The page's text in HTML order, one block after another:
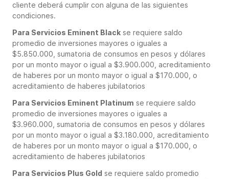
cliente deberá cumplir con alguna de las siguientes
condiciones.
Para Servicios Eminent Black se requiere saldo
promedio de inversiones mayores o iguales a
$5.850.000, sumatoria de consumos en pesos y dólares
por un monto mayor o igual a $3.900.000, acreditamiento
de haberes por un monto mayor o igual a $170.000, o
acreditamiento de haberes jubilatorios
Para Servicios Eminent Platinum se requiere saldo
promedio de inversiones mayores o iguales a
$3.960.000, sumatoria de consumos en pesos y dólares
por un monto mayor o igual a $3.180.000, acreditamiento
de haberes por un monto mayor o igual a $170.000, o
acreditamiento de haberes jubilatorios
Para Servicios Plus Gold se requiere saldo promedio